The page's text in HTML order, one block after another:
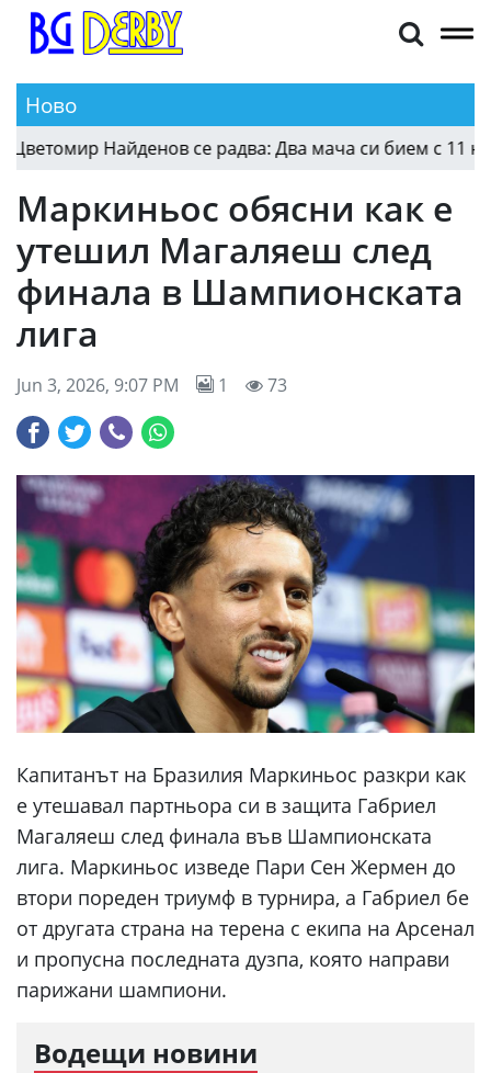
Ново
Найденов се радва: Два мача си бием с 11 нови
Маркиньос обясни как е
утешил Магаляеш след
финала в Шампионската
лига
Jun 3, 2026, 9:07 PM 1 73
Капитанът на Бразилия Маркиньос разкри как
е утешавал партньора си в защита Габриел
Магаляеш след финала във Шампионската
лига. Маркиньос изведе Пари Сен Жермен до
втори пореден триумф в турнира, а Габриел бе
от другата страна на терена с екипа на Арсенал
и пропусна последната дузпа, която направи
парижани шампиони.
Водещи новини